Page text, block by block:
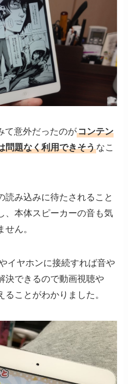
て意外だったのがコンテン
問題なく利用できそうなこ
読み込みに待たされること
、本体スピーカーの音も気
ん。
イヤホンに接続すれば音や
決できるので動画視聴や
ことがわかりました。